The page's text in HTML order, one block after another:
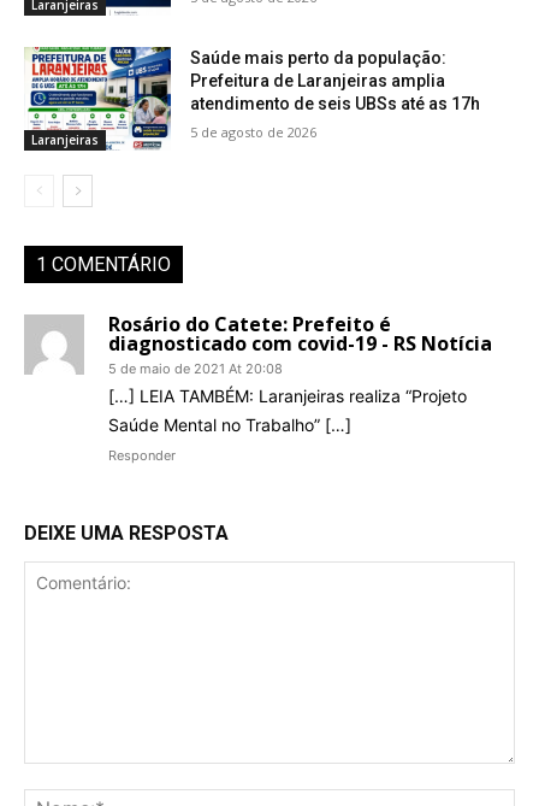
Laranjeiras
Laranjeiras
Saúde mais perto da população:
Prefeitura de Laranjeiras amplia
atendimento de seis UBSs até as 17h
5 de agosto de 2026
1 COMENTÁRIO
Rosário do Catete: Prefeito é
diagnosticado com covid-19 - RS Notícia
5 de maio de 2021 At 20:08
[…] LEIA TAMBÉM: Laranjeiras realiza “Projeto
Saúde Mental no Trabalho” […]
Responder
DEIXE UMA RESPOSTA